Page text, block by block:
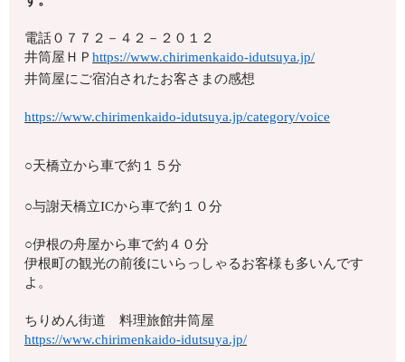
電話０７７２－４２－２０１２
井筒屋ＨＰhttps://www.chirimenkaido-idutsuya.jp/
井筒屋にご宿泊されたお客さまの感想
https://www.chirimenkaido-idutsuya.jp/category/voice
○天橋立から車で約１５分
○与謝天橋立ICから車で約１０分
○伊根の舟屋から車で約４０分
伊根町の観光の前後にいらっしゃるお客様も多いんです
よ。
ちりめん街道 料理旅館井筒屋
https://www.chirimenkaido-idutsuya.jp/